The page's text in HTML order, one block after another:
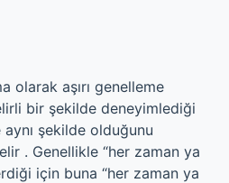
olarak aşırı genelleme
bir şekilde deneyimlediği
şekilde olduğunu
. Genellikle “her zaman ya
için buna “her zaman ya